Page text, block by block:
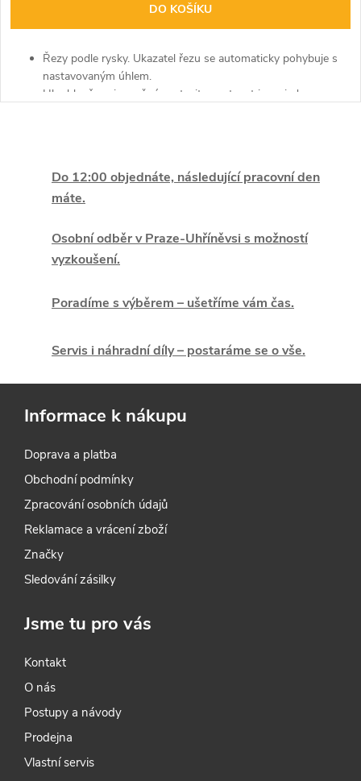
DO KOŠÍKU
Řezy podle rysky. Ukazatel řezu se automaticky pohybuje s
nastavovaným úhlem.
Hloubku řezu je možné nastavit a aretovat jen s jednou
í
Do 12:00 objednáte, následující pracovní den
máte.
Osobní odběr v Praze-Uhříněvsi s možností
vyzkoušení.
Poradíme s výběrem – ušetříme vám čas.
Servis i náhradní díly – postaráme se o vše.
Informace k nákupu
Doprava a platba
Obchodní podmínky
Zpracování osobních údajů
Reklamace a vrácení zboží
Značky
Sledování zásilky
Jsme tu pro vás
Kontakt
O nás
Postupy a návody
Prodejna
Vlastní servis